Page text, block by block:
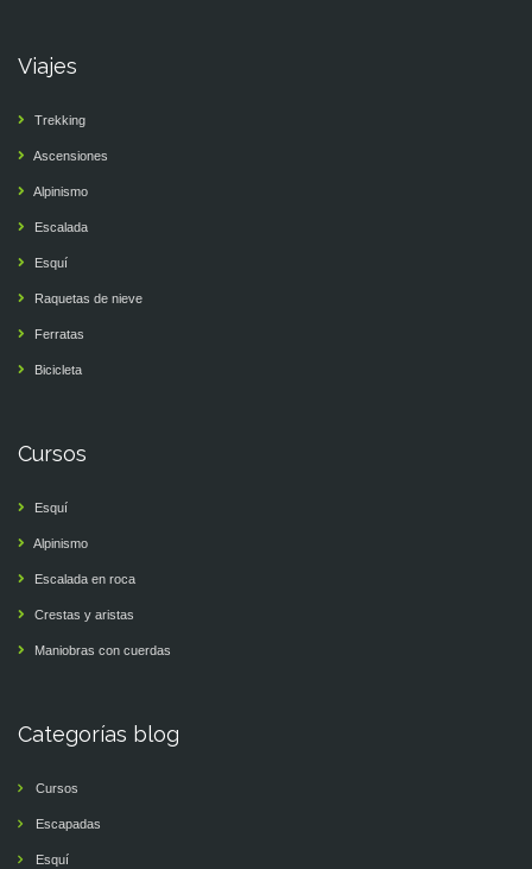
Viajes
Trekking
Ascensiones
Alpinismo
Escalada
Esquí
Raquetas de nieve
Ferratas
Bicicleta
Cursos
Esquí
Alpinismo
Escalada en roca
Crestas y aristas
Maniobras con cuerdas
Categorías blog
Cursos
Escapadas
Esquí